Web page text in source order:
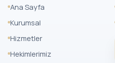
Ana Sayfa
Kurumsal
Hizmetler
Hekimlerimiz